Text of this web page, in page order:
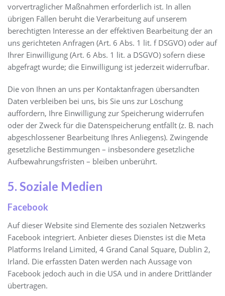
vorvertraglicher Maßnahmen erforderlich ist. In allen
übrigen Fällen beruht die Verarbeitung auf unserem
berechtigten Interesse an der effektiven Bearbeitung der an
uns gerichteten Anfragen (Art. 6 Abs. 1 lit. f DSGVO) oder auf
Ihrer Einwilligung (Art. 6 Abs. 1 lit. a DSGVO) sofern diese
abgefragt wurde; die Einwilligung ist jederzeit widerrufbar.
Die von Ihnen an uns per Kontaktanfragen übersandten
Daten verbleiben bei uns, bis Sie uns zur Löschung
auffordern, Ihre Einwilligung zur Speicherung widerrufen
oder der Zweck für die Datenspeicherung entfällt (z. B. nach
abgeschlossener Bearbeitung Ihres Anliegens). Zwingende
gesetzliche Bestimmungen – insbesondere gesetzliche
Aufbewahrungsfristen – bleiben unberührt.
5. Soziale Medien
Facebook
Auf dieser Website sind Elemente des sozialen Netzwerks
Facebook integriert. Anbieter dieses Dienstes ist die Meta
Platforms Ireland Limited, 4 Grand Canal Square, Dublin 2,
Irland. Die erfassten Daten werden nach Aussage von
Facebook jedoch auch in die USA und in andere Drittländer
übertragen.